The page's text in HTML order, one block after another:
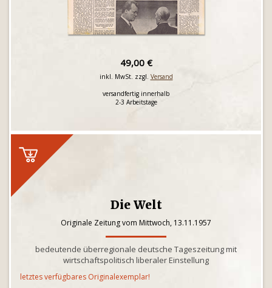
49,00 €
inkl. MwSt. zzgl. Versand
versandfertig innerhalb
2-3 Arbeitstage
Die Welt
Originale Zeitung vom Mittwoch, 13.11.1957
bedeutende überregionale deutsche Tageszeitung mit
wirtschaftspolitisch liberaler Einstellung
letztes verfügbares Originalexemplar!